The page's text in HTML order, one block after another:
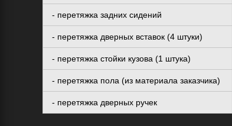
- перетяжка задних сидений
- перетяжка дверных вставок (4 штуки)
- перетяжка стойки кузова (1 штука)
- перетяжка пола (из материала заказчика)
- перетяжка дверных ручек